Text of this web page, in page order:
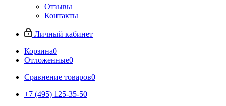
Отзывы
Контакты
Личный кабинет
Корзина0
Отложенные0
Сравнение товаров0
+7 (495) 125-35-50